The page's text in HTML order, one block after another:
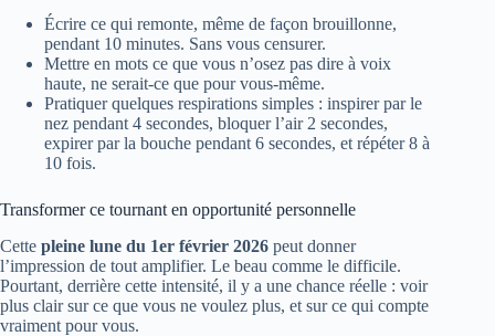
Écrire ce qui remonte, même de façon brouillonne,
pendant 10 minutes. Sans vous censurer.
Mettre en mots ce que vous n’osez pas dire à voix
haute, ne serait-ce que pour vous-même.
Pratiquer quelques respirations simples : inspirer par le
nez pendant 4 secondes, bloquer l’air 2 secondes,
expirer par la bouche pendant 6 secondes, et répéter 8 à
10 fois.
Transformer ce tournant en opportunité personnelle
Cette pleine lune du 1er février 2026 peut donner
l’impression de tout amplifier. Le beau comme le difficile.
Pourtant, derrière cette intensité, il y a une chance réelle : voir
plus clair sur ce que vous ne voulez plus, et sur ce qui compte
vraiment pour vous.